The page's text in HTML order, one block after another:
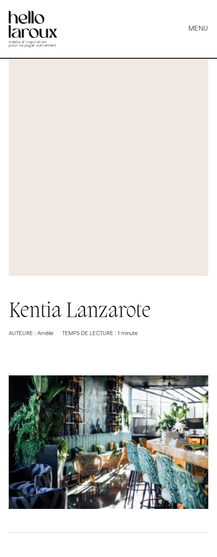
média d’inspiration
pour voyager autrement
MENU
Kentia Lanzarote
AUTEURE : Amélie TEMPS DE LECTURE : 1 minute